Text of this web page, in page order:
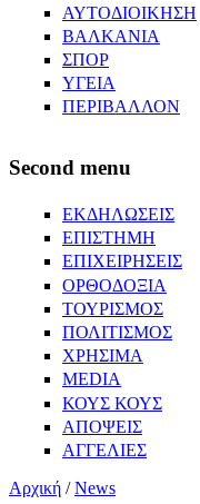
ΑΥΤΟΔΙΟΙΚΗΣΗ
ΒΑΛΚΑΝΙΑ
ΣΠΟΡ
ΥΓΕΙΑ
ΠΕΡΙΒΑΛΛΟΝ
Second menu
ΕΚΔΗΛΩΣΕΙΣ
ΕΠΙΣΤΗΜΗ
ΕΠΙΧΕΙΡΗΣΕΙΣ
ΟΡΘΟΔΟΞΙΑ
ΤΟΥΡΙΣΜΟΣ
ΠΟΛΙΤΙΣΜΟΣ
ΧΡΗΣΙΜΑ
MEDIA
ΚΟΥΣ ΚΟΥΣ
ΑΠΟΨΕΙΣ
ΑΓΓΕΛΙΕΣ
Αρχική /News